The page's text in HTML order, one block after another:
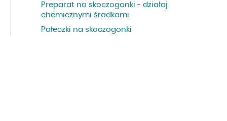
Preparat na skoczogonki - działaj
chemicznymi środkami
Pałeczki na skoczogonki